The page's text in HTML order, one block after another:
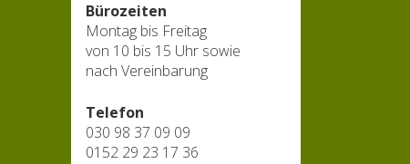
Bürozeiten
Montag bis Freitag
von 10 bis 15 Uhr sowie
nach Vereinbarung
Telefon
030 98 37 09 09
0152 29 23 17 36